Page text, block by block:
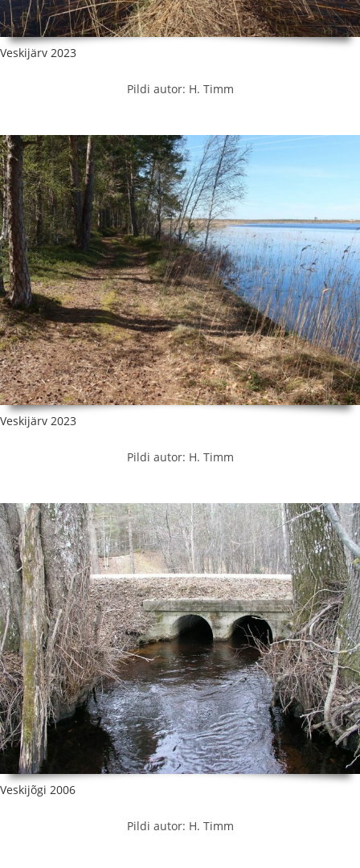
Veskijärv 2023
Pildi autor: H. Timm
Veskijärv 2023
Pildi autor: H. Timm
Veskijõgi 2006
Pildi autor: H. Timm